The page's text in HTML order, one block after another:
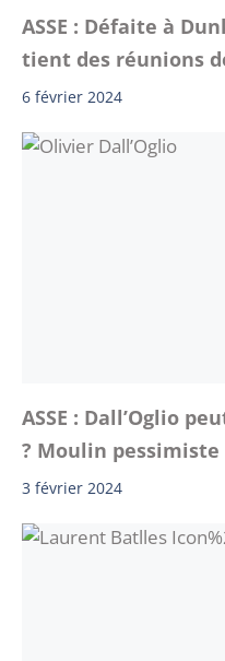
ASSE : Défaite à
tient des réunions
6 février 2024
ASSE : Dall’Oglio
? Moulin pessimiste
3 février 2024